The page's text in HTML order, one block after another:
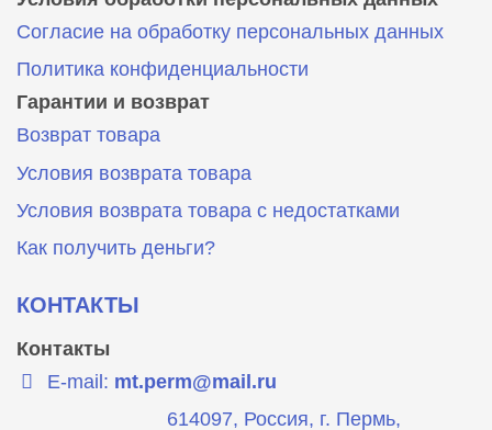
Согласие на обработку персональных данных
Политика конфиденциальности
Гарантии и возврат
Возврат товара
Условия возврата товара
Условия возврата товара с недостатками
Как получить деньги?
КОНТАКТЫ
Контакты
E-mail: mt.perm@mail.ru
614097, Россия, г. Пермь,